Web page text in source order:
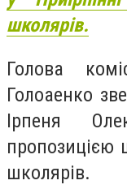
школярів.
Голова
Голоаенко
Ірпеня
пропозицією
школярів.